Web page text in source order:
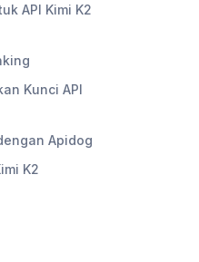
API Kimi K2
Kunci API
Apidog
K2